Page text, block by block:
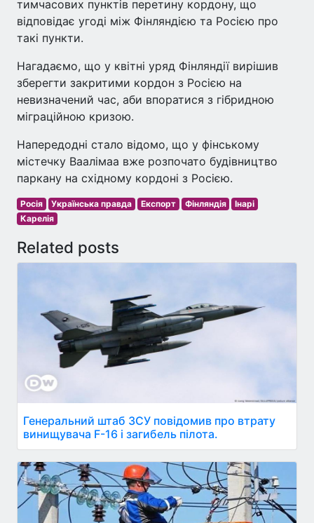
тимчасових пунктів перетину кордону, що
відповідає угоді між Фінляндією та Росією про
такі пункти.
Нагадаємо, що у квітні уряд Фінляндії вирішив
зберегти закритими кордон з Росією на
невизначений час, аби впоратися з гібридною
міграційною кризою.
Напередодні стало відомо, що у фінському
містечку Ваалімаа вже розпочато будівництво
паркану на східному кордоні з Росією.
Росія Українська правда Експорт Фінляндія
Інарі
Карелія
Related posts
Генеральний штаб ЗСУ повідомив про втрату
винищувача F-16 і загибель пілота.